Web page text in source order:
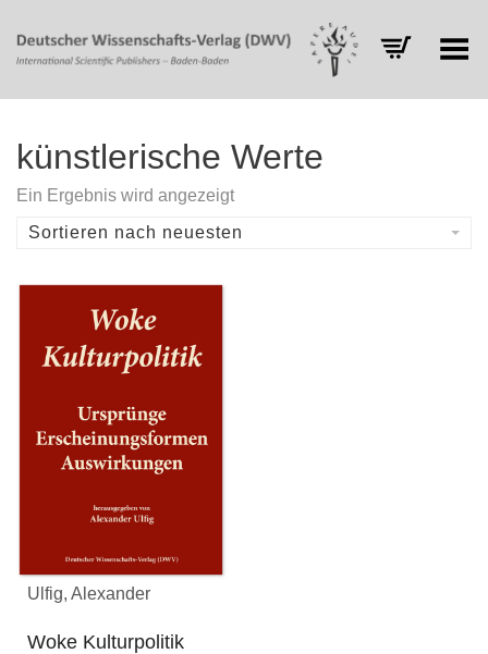
Toggle Menu
künstlerische Werte
Ein Ergebnis wird angezeigt
Sortieren nach neuesten
Ulfig, Alexander
Woke Kulturpolitik